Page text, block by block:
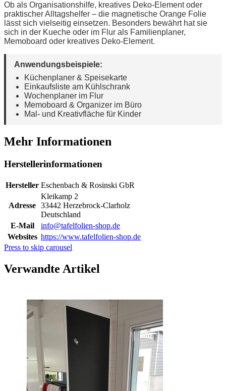
Ob als Organisationshilfe, kreatives Deko-Element oder
praktischer Alltagshelfer – die magnetische Orange Folie
lässt sich vielseitig einsetzen. Besonders bewährt hat sie
sich in der Kueche oder im Flur als Familienplaner,
Memoboard oder kreatives Deko-Element.
Anwendungsbeispiele:
Küchenplaner & Speisekarte
Einkaufsliste am Kühlschrank
Wochenplaner im Flur
Memoboard & Organizer im Büro
Mal- und Kreativfläche für Kinder
Mehr Informationen
Herstellerinformationen
Hersteller Eschenbach & Rosinski GbR
Adresse
Kleikamp 2
33442 Herzebrock-Clarholz
Deutschland
E-Mail
info@tafelfolien-shop.de
Websites https://www.tafelfolien-shop.de
Press to skip carousel
Verwandte Artikel